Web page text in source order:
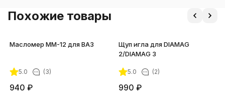
Похожие товары
Масломер ММ-12 для ВАЗ
5.0 (3)
940 ₽
Щуп игла для DIAMAG
2/DIAMAG 3
5.0 (2)
990 ₽